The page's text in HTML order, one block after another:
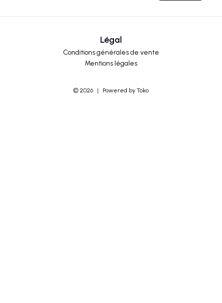
Légal
Conditions générales de vente
Mentions légales
© 2026 | Powered by Toko